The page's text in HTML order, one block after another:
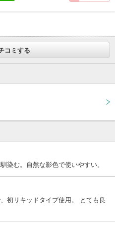
コミする
染む。自然な影色で使いやすい。
初リキッドタイプ使用。 とても良